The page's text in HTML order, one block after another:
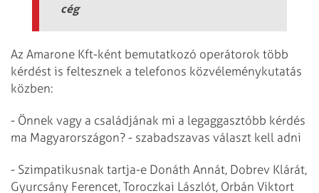
cég
Az Amarone Kft-ként bemutatkozó operátorok több
kérdést is feltesznek a telefonos közvéleménykutatás
közben:
- Önnek vagy a családjának mi a legaggasztóbb kérdés
ma Magyarországon? - szabadszavas választ kell adni
- Szimpatikusnak tartja-e Donáth Annát, Dobrev Klárát,
Gyurcsány Ferencet, Toroczkai Lászlót, Orbán Viktort